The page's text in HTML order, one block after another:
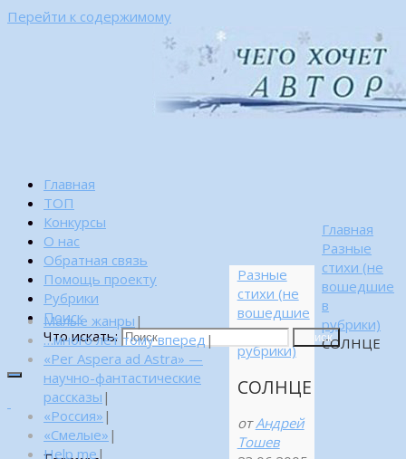
Перейти к содержимому
Главная
ТОП
Конкурсы
О нас
Обратная связь
Помощь проекту
Рубрики
Поиск
Что искать:
Поиск
Главная
Разные
стихи (не
вошедшие
в
рубрики)
СОЛНЦЕ
Разные
стихи (не
вошедшие
в
рубрики)
СОЛНЦЕ
от Андрей
Тошев
Малые жанры |
…много лет тому вперед |
«Per Aspera ad Astra» —
научно-фантастические
рассказы |
«Россия» |
«Смелые» |
Help me|